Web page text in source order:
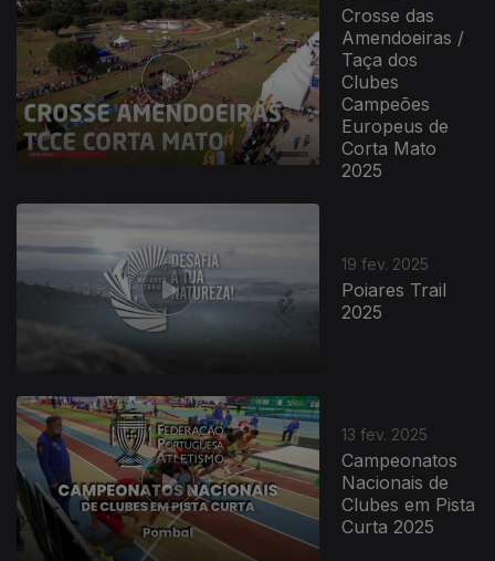
Crosse das
Amendoeiras /
Taça dos
Clubes
Campeões
Europeus de
Corta Mato
2025
19 fev. 2025
Poiares Trail
2025
13 fev. 2025
Campeonatos
Nacionais de
Clubes em Pista
Curta 2025